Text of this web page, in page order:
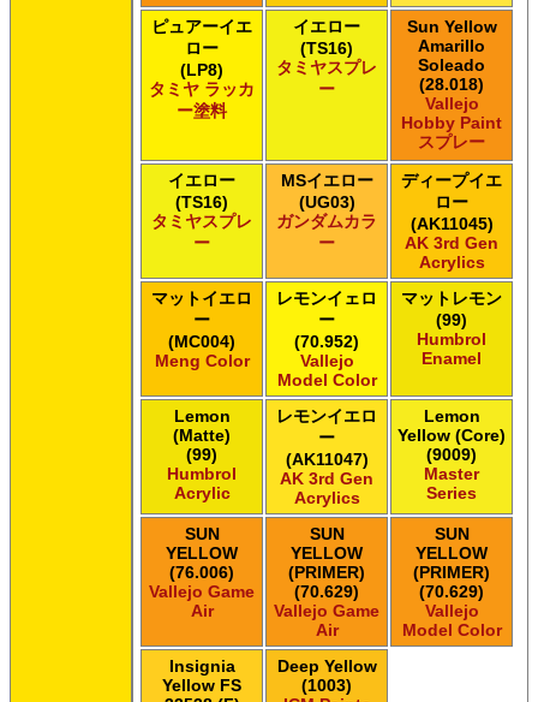
ピュアーイエ
ロー
(LP8)
タミヤ ラッカ
ー塗料
イエロー
(TS16)
タミヤスプレ
ー
Sun Yellow
Amarillo
Soleado
(28.018)
Vallejo
Hobby Paint
スプレー
イエロー
(TS16)
タミヤスプレ
ー
MSイエロー
(UG03)
ガンダムカラ
ー
ディープイエ
ロー
(AK11045)
AK 3rd Gen
Acrylics
マットイエロ
ー
(MC004)
Meng Color
レモンイェロ
ー
(70.952)
Vallejo
Model Color
マットレモン
(99)
Humbrol
Enamel
Lemon
(Matte)
(99)
Humbrol
Acrylic
レモンイエロ
ー
(AK11047)
AK 3rd Gen
Acrylics
Lemon
Yellow (Core)
(9009)
Master
Series
SUN
YELLOW
(76.006)
Vallejo Game
Air
SUN
YELLOW
(PRIMER)
(70.629)
Vallejo Game
Air
SUN
YELLOW
(PRIMER)
(70.629)
Vallejo
Model Color
Insignia
Yellow FS
Deep Yellow
(1003)